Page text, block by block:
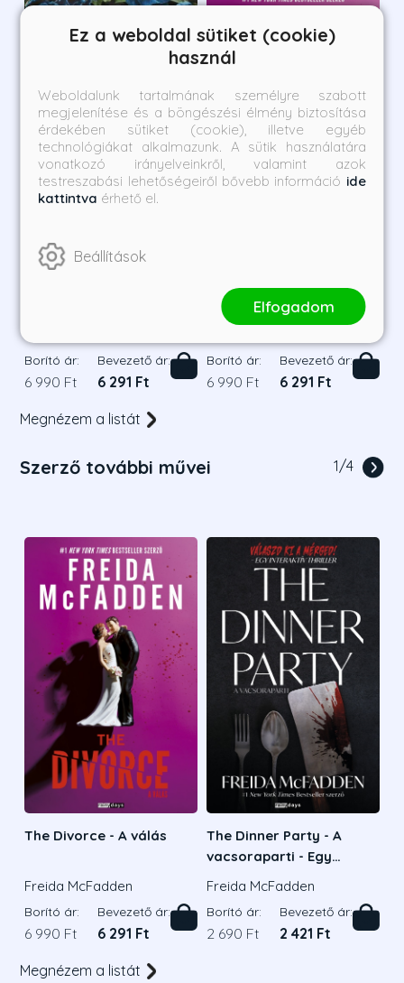
Borító ár:
6 990 Ft
Bevezető ár:
6 291 Ft
Borító ár:
6 990 Ft
Bevezető ár:
6 291 Ft
Megnézem a listát
Szerző további művei 1/4
The Divorce - A válás
Freida McFadden
Borító ár:
6 990 Ft
Bevezető ár:
6 291 Ft
The Dinner Party - A
vacsoraparti - Egy
Freida McFadden
Borító ár:
2 690 Ft
Bevezető ár:
2 421 Ft
Megnézem a listát
Ez a weboldal sütiket (cookie)
használ
Weboldalunk tartalmának személyre szabott
megjelenítése és a böngészési élmény biztosítása
érdekében sütiket (cookie), illetve egyéb
technológiákat alkalmazunk. A sütik használatára
vonatkozó irányelveinkről, valamint azok
testreszabási lehetőségeiről bővebb információ ide
kattintva érhető el.
Beállítások
Elfogadom